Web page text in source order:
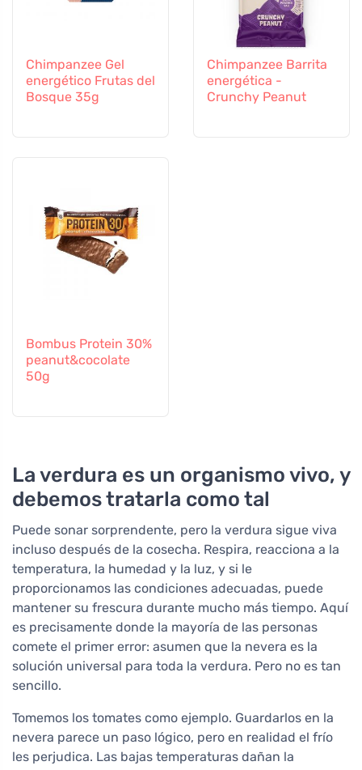
Chimpanzee Gel
energético Frutas del
Bosque 35g
Chimpanzee Barrita
energética -
Crunchy Peanut
Bombus Protein 30%
peanut&cocolate
50g
La verdura es un organismo vivo, y
debemos tratarla como tal
Puede sonar sorprendente, pero la verdura sigue viva
incluso después de la cosecha. Respira, reacciona a la
temperatura, la humedad y la luz, y si le
proporcionamos las condiciones adecuadas, puede
mantener su frescura durante mucho más tiempo. Aquí
es precisamente donde la mayoría de las personas
comete el primer error: asumen que la nevera es la
solución universal para toda la verdura. Pero no es tan
sencillo.
Tomemos los tomates como ejemplo. Guardarlos en la
nevera parece un paso lógico, pero en realidad el frío
les perjudica. Las bajas temperaturas dañan la